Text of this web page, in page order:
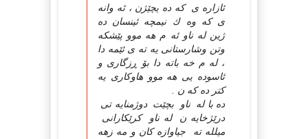
ئازاره ی كه ده یچێژن ، ئه وانه
ی كه وه ك نیمچه ئینسان ده
ژین له ناو ئه م هه موو پێشكه
وتن وشارستانی یه ته ی ئێمه دا
، له م خه باته دا بۆ ڕزگاری و
ئاسوده یی هه موو هاوكاری یه
كتر ده كه ن .
ده با له ناو بچێت دوژمنایه تی
درێژخایه ن له ناو كرێكارانی
میلله ته جیاوازه كان و مه زهه